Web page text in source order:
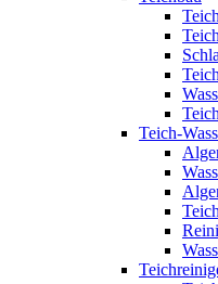
Teich-